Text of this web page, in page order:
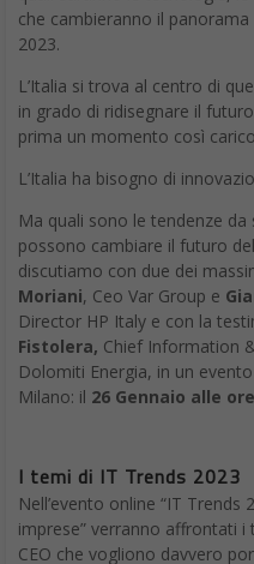
Dropboxrimane la migliore
senza problemi file da e verso
che significa che non dovrai
a un file importante. Puoi
automaticamente il backup di
con te quell’importante set di
C’è anche un aspetto
solo 2 GB di spazio di
più spazio, i piani premium si
1 TB di spazio di
indispensabili per Android.